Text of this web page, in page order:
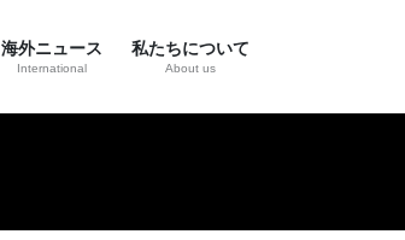
海外ニュース
International
私たちについて
About us